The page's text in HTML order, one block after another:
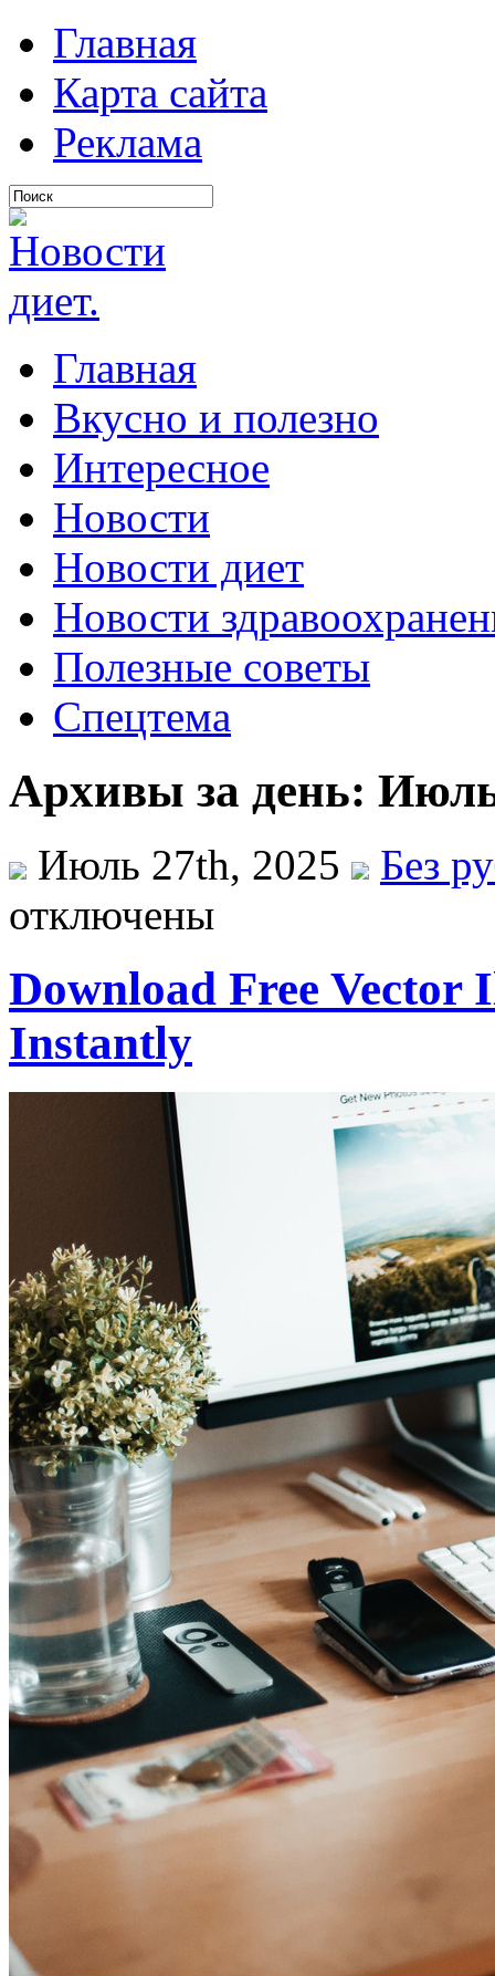
Главная
Карта сайта
Реклама
Главная
Вкусно и полезно
Интересное
Новости
Новости диет
Новости
Полезные советы
Спецтема
Архивы за день:
Июль 27th, 2025
Без
отключены
Download Free
Instantly